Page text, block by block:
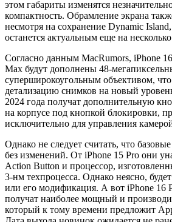
этом габариты изменятся
компактность. Обрамление экрана
несмотря на сохранение Dynamic
останется актуальным еще на несколько
Согласно данным MacRumors, iPhone
Max будут дополнены 48-
суперширокоугольным объективом,
детализацию снимков на новый
2024 года получат дополнительную
на корпусе под кнопкой блокировки,
исключительно для управления
Однако не следует считать, что
без изменений. От iPhone 15 Pro они
Action Button и процессор,
3-нм техпроцесса. Однако неясно,
или его модификация. А вот iPhone 16
получат наиболее мощный и
который к тому времени предложит